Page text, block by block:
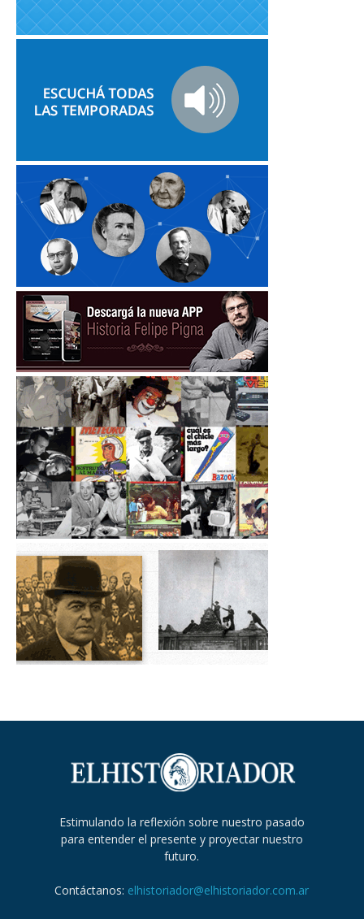
Estimulando la reflexión sobre nuestro pasado
para entender el presente y proyectar nuestro
futuro.
Contáctanos: elhistoriador@elhistoriador.com.ar